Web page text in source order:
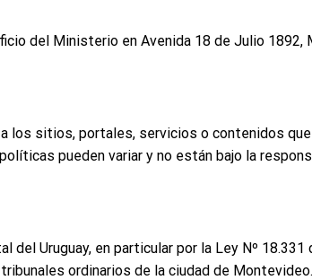
del Ministerio en Avenida 18 de Julio 1892,
sitios, portales, servicios o contenidos
pueden variar y no están bajo la
Uruguay, en particular por la Ley Nº
ordinarios de la ciudad de Montevideo.